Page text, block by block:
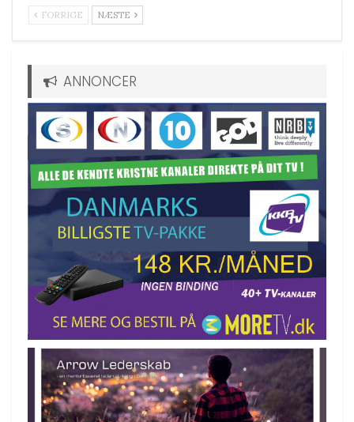
FORRIGE NÆSTE
ANNONCER